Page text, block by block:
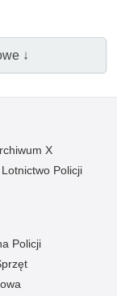
↓
X
Lotnictwo Policji
Policji